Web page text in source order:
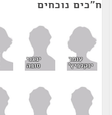
ח"כים נוכחים
עומר
ינקלביץ'
יבגני
סובה